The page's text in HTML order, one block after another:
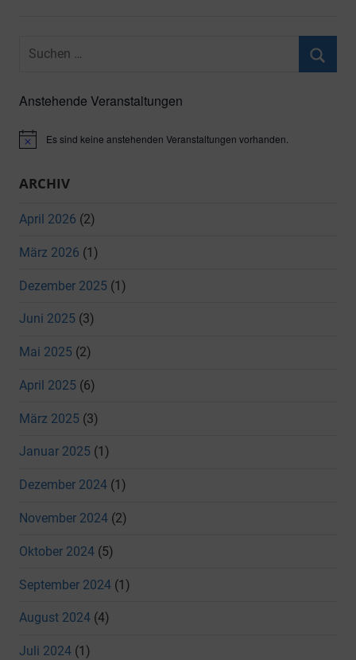
Suchen
Anstehende Veranstaltungen
HinweisEs sind keine anstehenden Veranstaltungen vorhanden.
ARCHIV
April 2026 (2)
März 2026 (1)
Dezember 2025 (1)
Juni 2025 (3)
Mai 2025 (2)
April 2025 (6)
März 2025 (3)
Januar 2025 (1)
Dezember 2024 (1)
November 2024 (2)
Oktober 2024 (5)
September 2024 (1)
August 2024 (4)
Juli 2024 (1)